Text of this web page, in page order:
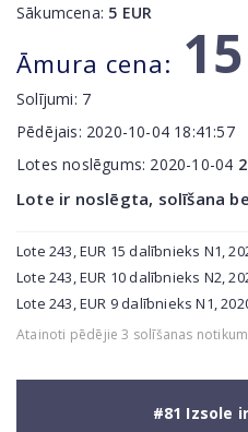
Sākumcena: 5 EUR
Āmura cena: 15
Solījumi: 7
Pēdējais: 2020-10-04 18:41:57
Lotes noslēgums: 2020-10-04
Lote ir noslēgta, solīšana
Lote 243, EUR 15 dalībnieks N1,
Lote 243, EUR 10 dalībnieks N2,
Lote 243, EUR 9 dalībnieks N1,
Atainoti pēdējie 3 solīšanas
#81 Izsole